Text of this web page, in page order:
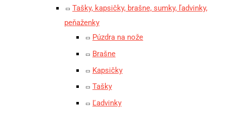
Tašky, kapsičky, brašne, sumky, ľadvinky,
peňaženky
Púzdra na nože
Brašne
Kapsičky
Tašky
Ľadvinky